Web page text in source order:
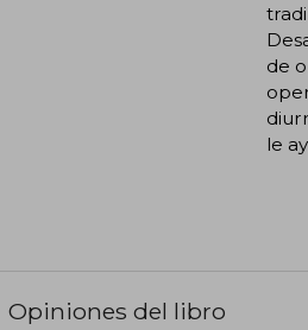
de
le
Opiniones del libro